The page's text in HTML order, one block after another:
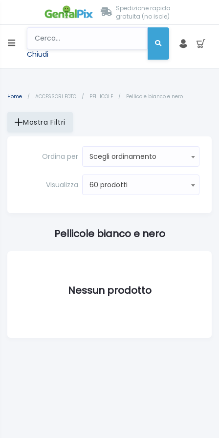
Spedizione rapida
gratuita (no isole)
Chiudi
Home / ACCESSORI FOTO / PELLICOLE / Pellicole bianco e nero
Mostra Filtri
Ordina per Scegli ordinamento
Visualizza 60 prodotti
Pellicole bianco e nero
Nessun prodotto